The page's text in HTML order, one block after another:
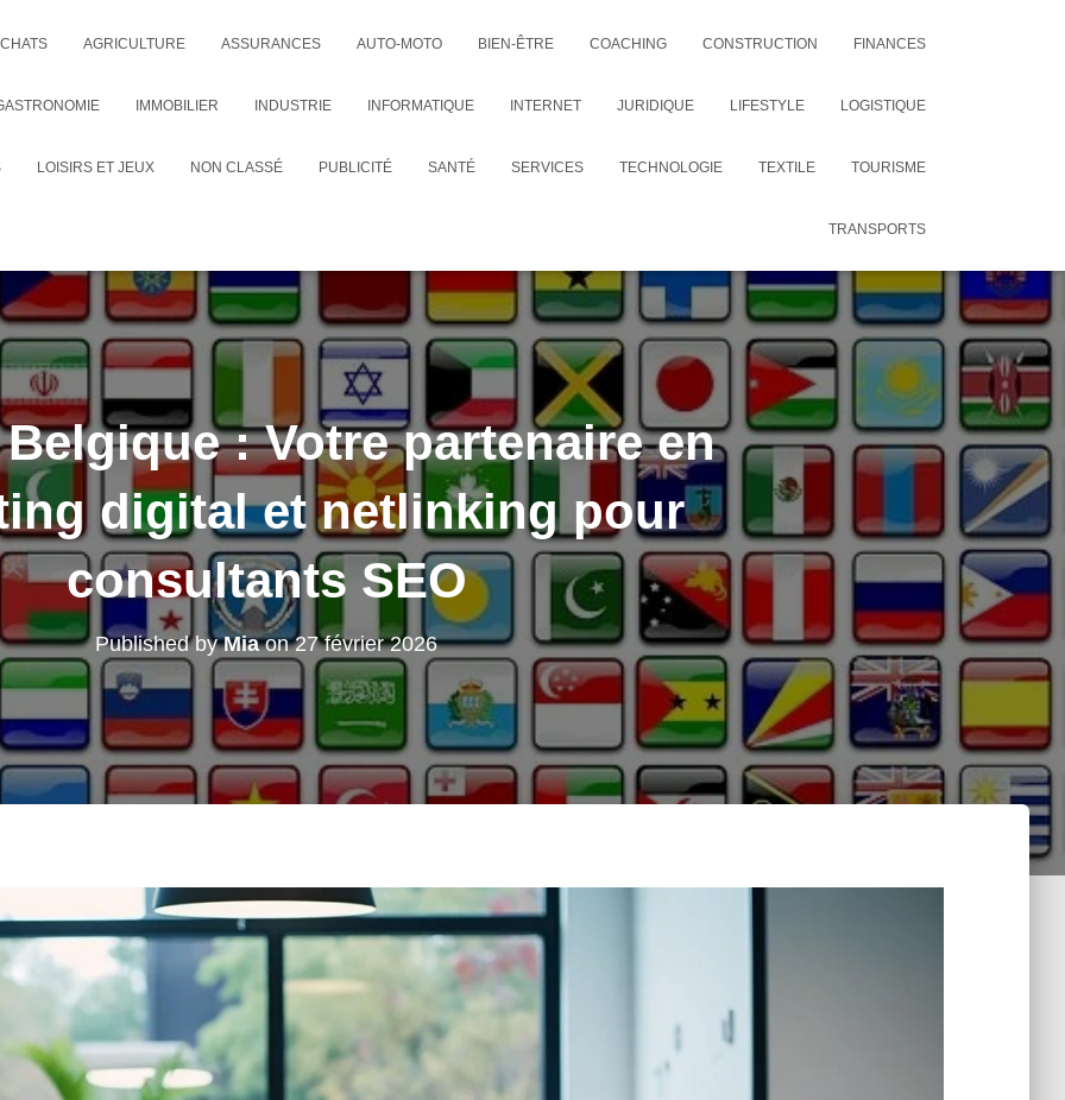
AGRICULTURE ASSURANCES AUTO-MOTO BIEN-ÊTRE COACHING CONSTRUCTION FINANCES
IMMOBILIER INDUSTRIE INFORMATIQUE INTERNET JURIDIQUE LIFESTYLE LOGISTIQUE
LOISIRS ET JEUX NON CLASSÉ PUBLICITÉ SANTÉ SERVICES TECHNOLOGIE TEXTILE TOURISME
TRANSPORTS
Belgique : Votre partenaire en
digital et netlinking pour
consultants SEO
Published byMiaon27 février 2026